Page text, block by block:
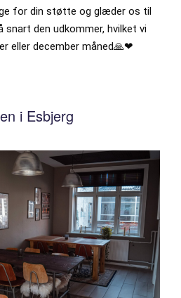
for din støtte og glæder os til
snart den udkommer, hvilket vi
eller december måned🙏❤
i Esbjerg